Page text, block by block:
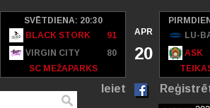
SVĒTDIENA: 20:30
BLACK STORK
91
VIRGIN CITY
80
SC MEŽAPARKS
APR
20
LU-
ASK
Ieiet